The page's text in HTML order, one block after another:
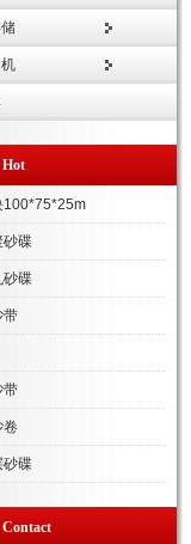
100*75*25m
砂碟
砂碟
带
带
卷
砂碟